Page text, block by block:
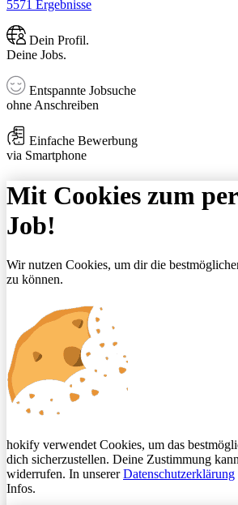
5571 Ergebnisse
Dein Profil.
Deine Jobs.
Entspannte Jobsuche
ohne Anschreiben
Einfache Bewerbung
via Smartphone
Mit Cookies zum
Job!
Wir nutzen Cookies, um dir die
zu können.
hokify verwendet Cookies, um das
dich sicherzustellen. Deine Zustimmung
widerrufen. In unsererDatenschutzerklärung
Infos.